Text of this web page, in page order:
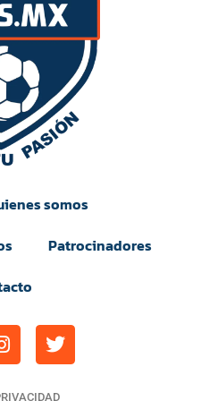
somos
Patrocinadores